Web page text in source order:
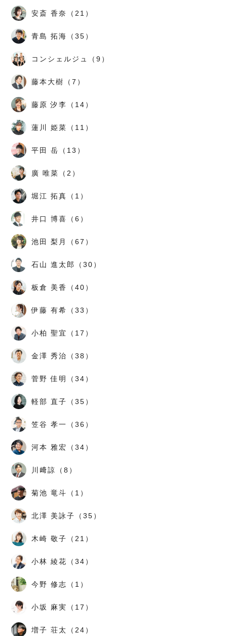
安斎 香奈（21）
青島 拓海（35）
コンシェルジュ（9）
藤本大樹（7）
藤原 汐李（14）
蓮川 姫菜（11）
平田 岳（13）
廣 唯菜（2）
堀江 拓真（1）
井口 博喜（6）
池田 梨月（67）
石山 進太郎（30）
板倉 美香（40）
伊藤 有希（33）
小柏 聖宜（17）
金澤 秀治（38）
菅野 佳明（34）
軽部 直子（35）
笠谷 孝一（36）
河本 雅宏（34）
川﨑諒（8）
菊池 竜斗（1）
北澤 美詠子（35）
木崎 敬子（21）
小林 綾花（34）
今野 修志（1）
小坂 麻実（17）
増子 荘太（24）